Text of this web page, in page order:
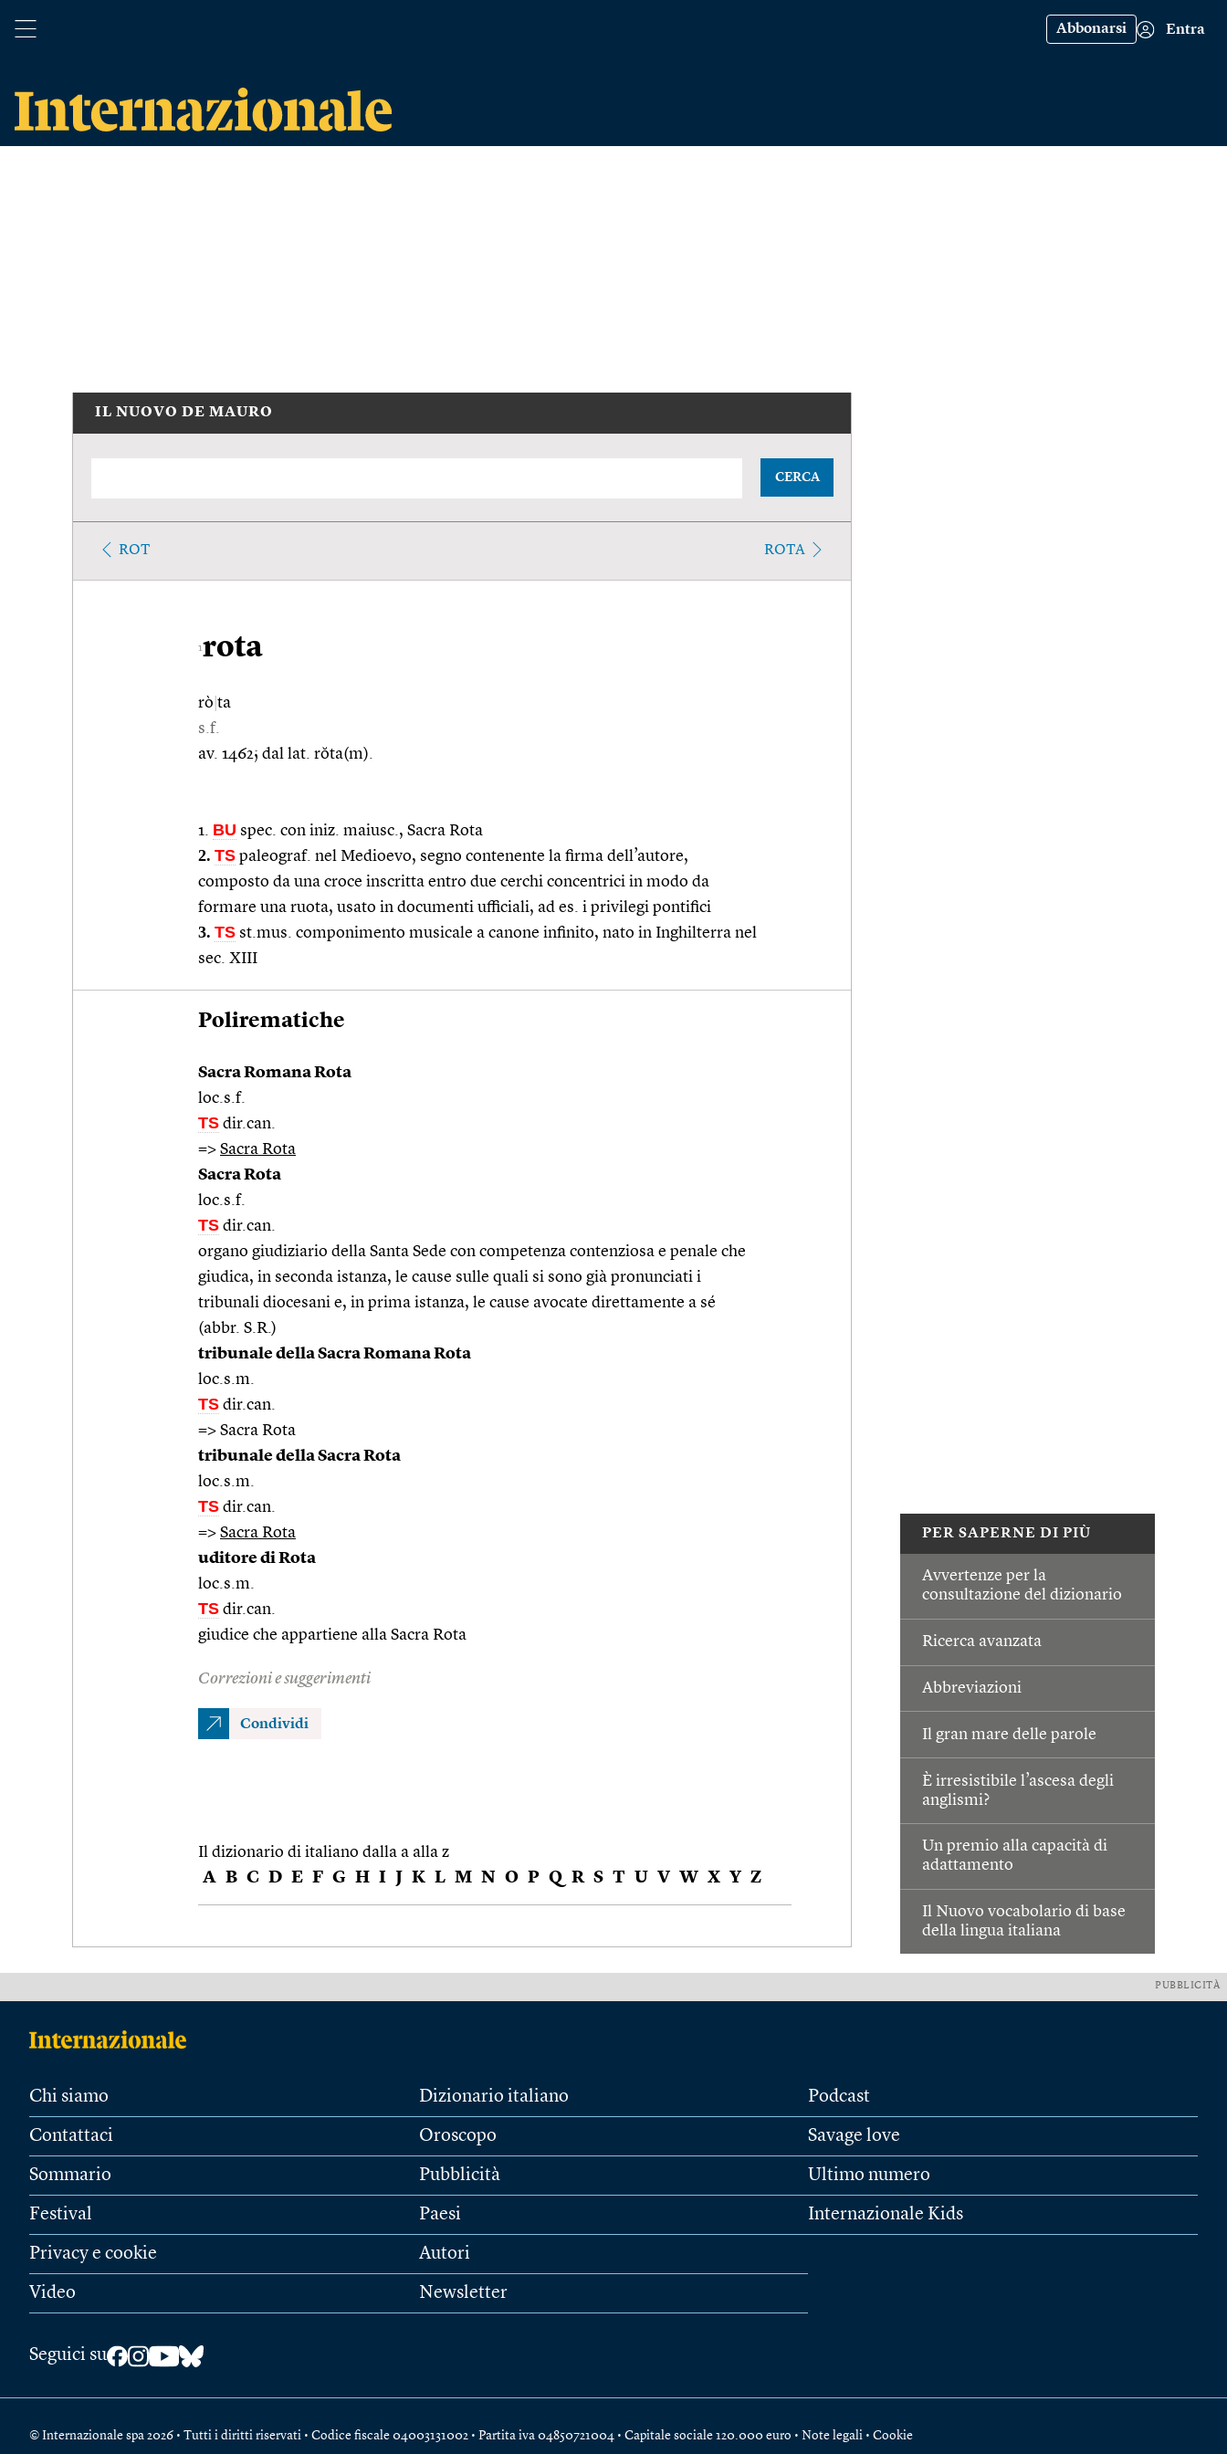
Abbonarsi Entra
PER SAPERNE DI PIÙ
Avvertenze per la
consultazione del dizionario
Ricerca avanzata
Abbreviazioni
Il gran mare delle parole
È irresistibile l’ascesa degli
anglismi?
Un premio alla capacità di
adattamento
Il Nuovo vocabolario di base
della lingua italiana
IL NUOVO DE MAURO
CERCA
ROT ROTA
1rota
rò ta
s.f.
av. 1462; dal lat. rŏta(m).
1. BU spec. con iniz. maiusc., Sacra Rota
2. TS paleograf. nel Medioevo, segno contenente la firma dell’autore,
composto da una croce inscritta entro due cerchi concentrici in modo da
formare una ruota, usato in documenti ufficiali, ad es. i privilegi pontifici
3. TS st.mus. componimento musicale a canone infinito, nato in Inghilterra nel
sec. XIII
Polirematiche
Sacra Romana Rota
loc.s.f.
TS dir.can.
=> Sacra Rota
Sacra Rota
loc.s.f.
TS dir.can.
organo giudiziario della Santa Sede con competenza contenziosa e penale che
giudica, in seconda istanza, le cause sulle quali si sono già pronunciati i
tribunali diocesani e, in prima istanza, le cause avocate direttamente a sé
(abbr. S.R.)
tribunale della Sacra Romana Rota
loc.s.m.
TS dir.can.
=> Sacra Rota
tribunale della Sacra Rota
loc.s.m.
TS dir.can.
=> Sacra Rota
uditore di Rota
loc.s.m.
TS dir.can.
giudice che appartiene alla Sacra Rota
Correzioni e suggerimenti
Condividi
Il dizionario di italiano dalla a alla z
A B C D E F G H I J K L M N O P Q R S T U V W X Y Z
PUBBLICITÀ
Chi siamo
Contattaci
Sommario
Festival
Privacy e cookie
Video
Dizionario italiano
Oroscopo
Pubblicità
Paesi
Autori
Newsletter
Podcast
Savage love
Ultimo numero
Internazionale Kids
Seguici su
© Internazionale spa 2026 • Tutti i diritti riservati • Codice fiscale 04003131002 • Partita iva 04850721004 • Capitale sociale 120.000 euro • Note legali • Cookie